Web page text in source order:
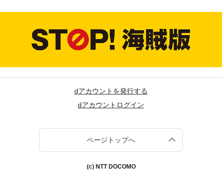
dアカウントを発行する
dアカウントログイン
ページトップへ
(c) NTT DOCOMO